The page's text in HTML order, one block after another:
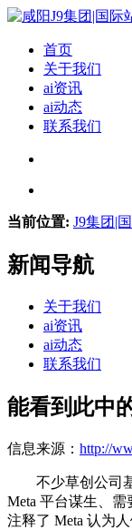
首页
关于我们
ai资讯
ai动态
联系我们
当前位置: J9集团|
新闻导航
关于我们
ai资讯
ai动态
联系我们
能看到此中
信息来源： http://
不少草创公司基
Meta 平台谋生、
注释了 Meta 认为